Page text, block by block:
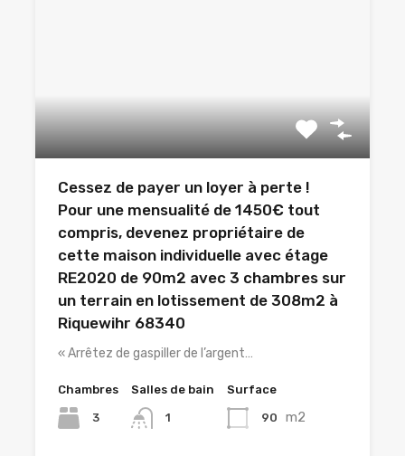
Cessez de payer un loyer à perte !
Pour une mensualité de 1450€ tout
compris, devenez propriétaire de
cette maison individuelle avec étage
RE2020 de 90m2 avec 3 chambres sur
un terrain en lotissement de 308m2 à
Riquewihr 68340
« Arrêtez de gaspiller de l’argent…
Chambres
3
Salles de bain
1
Surface
90 m2